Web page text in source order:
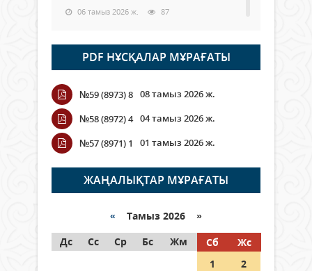
06 тамыз 2026 ж. 87
Open Air: Қызылорда облысы
полиция департаменті 20
мыңнан астам көрерменнің
қауіпсіздігін қамтамасыз етті
06 тамыз 2026 ж.
Wi-Fi ҚАБЫРҒА АРҚЫЛЫ ҚАЛАЙ
ӨТЕДІ?
06 тамыз 2026 ж. 265
граждане Казахстана,
05 тамыз 2026 ж. 146
PDF НҰСҚАЛАР МҰРАҒАТЫ
№59 (8973) 8 08 тамыз 2026 ж.
№58 (8972) 4 04 тамыз 2026 ж.
№57 (8971) 1
01 тамыз 2026 ж.
ЖАҢАЛЫҚТАР МҰРАҒАТЫ
« Тамыз 2026 »
Дс
Сс Ср Бс Жм Сб
Жс
1
2